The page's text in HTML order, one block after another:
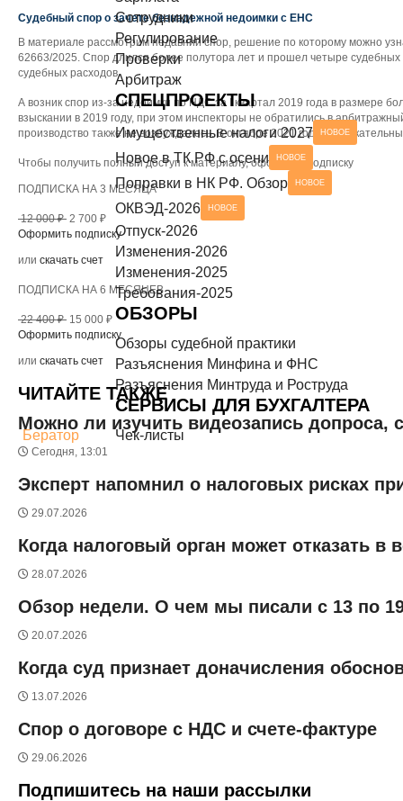
Разъяснения Минтруда и Роструда НОВОЕ
СЕРВИСЫ ДЛЯ БУХГАЛТЕРА
Чек-листы
Бератор
Сотрудники
Регулирование
Проверки
Арбитраж
СПЕЦПРОЕКТЫ
Имущественные налоги 2027 НОВОЕ
Новое в ТК РФ с осени НОВОЕ
Поправки в НК РФ. Обзор НОВОЕ
ОКВЭД-2026 НОВОЕ
Отпуск-2026
Изменения-2026
Изменения-2025
Требования-2025
ОБЗОРЫ
Обзоры судебной практики
Разъяснения Минфина и ФНС
Разъяснения Минтруда и Роструда
СЕРВИСЫ ДЛЯ БУХГАЛТЕРА
Чек-листы
Судебный спор о зачете безнадежной недоимки с ЕНС
В материале рассмотрим недавний спор, решение по которому можно
62663/2025. Спор длился более полутора лет и прошел четыре
судебных расходов.
А возник спор из-за недоимки по НДС за I квартал 2019 года в размере
взыскании в 2019 году, при этом инспекторы не обратились в
производство также не возбуждалось. В октябре 2021 года
Чтобы получить полный доступ к материалу, оформите подписку
ПОДПИСКА НА 3 МЕСЯЦА
12 000 ₽ 2 700 ₽
Оформить подписку
или скачать счет
ПОДПИСКА НА 6 МЕСЯЦЕВ
22 400 ₽ 15 000 ₽
Оформить подписку
или скачать счет
ЧИТАЙТЕ ТАКЖЕ
Можно ли изучить видеозапись допроса,
Сегодня, 13:01
Эксперт напомнил о налоговых рисках
29.07.2026
Когда налоговый орган может отказать в
28.07.2026
Обзор недели. О чем мы писали с 13 по
20.07.2026
Когда суд признает доначисления
13.07.2026
Спор о договоре c НДС и счете-фактуре
29.06.2026
Подпишитесь на наши рассылки